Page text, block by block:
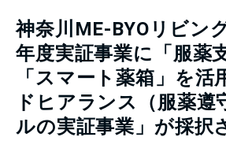
神奈川ME-BYOリビン
年度実証事業に「服薬
「スマート薬箱」を活
ドヒアランス（服薬遵
ルの実証事業」が採択